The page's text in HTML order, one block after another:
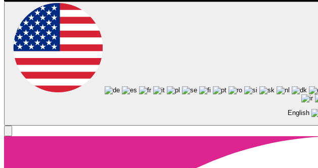
English